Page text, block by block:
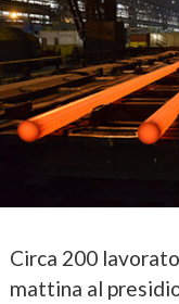
Circa 200
mattina al